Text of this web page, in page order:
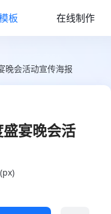
板 在线制作
晚会活动宣传海报
宴晚会活